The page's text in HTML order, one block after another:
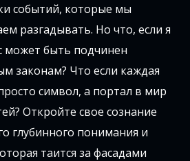
событий, которые мы
разгадывать. Но что, если я
может быть подчинен
законам? Что если каждая
символ, а портал в мир
Откройте свое сознание
глубинного понимания и
таится за фасадами